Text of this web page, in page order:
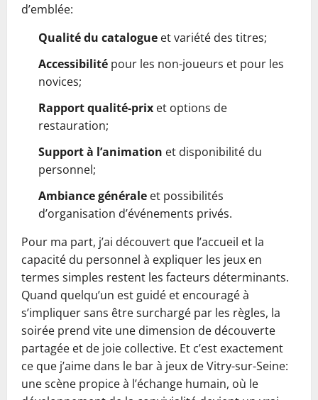
d’emblée:
Qualité du catalogue et variété des titres;
Accessibilité pour les non-joueurs et pour les
novices;
Rapport qualité-prix et options de
restauration;
Support à l’animation et disponibilité du
personnel;
Ambiance générale et possibilités
d’organisation d’événements privés.
Pour ma part, j’ai découvert que l’accueil et la
capacité du personnel à expliquer les jeux en
termes simples restent les facteurs déterminants.
Quand quelqu’un est guidé et encouragé à
s’impliquer sans être surchargé par les règles, la
soirée prend vite une dimension de découverte
partagée et de joie collective. Et c’est exactement
ce que j’aime dans le bar à jeux de Vitry-sur-Seine:
une scène propice à l’échange humain, où le